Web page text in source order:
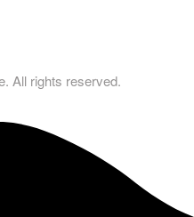
All rights reserved.